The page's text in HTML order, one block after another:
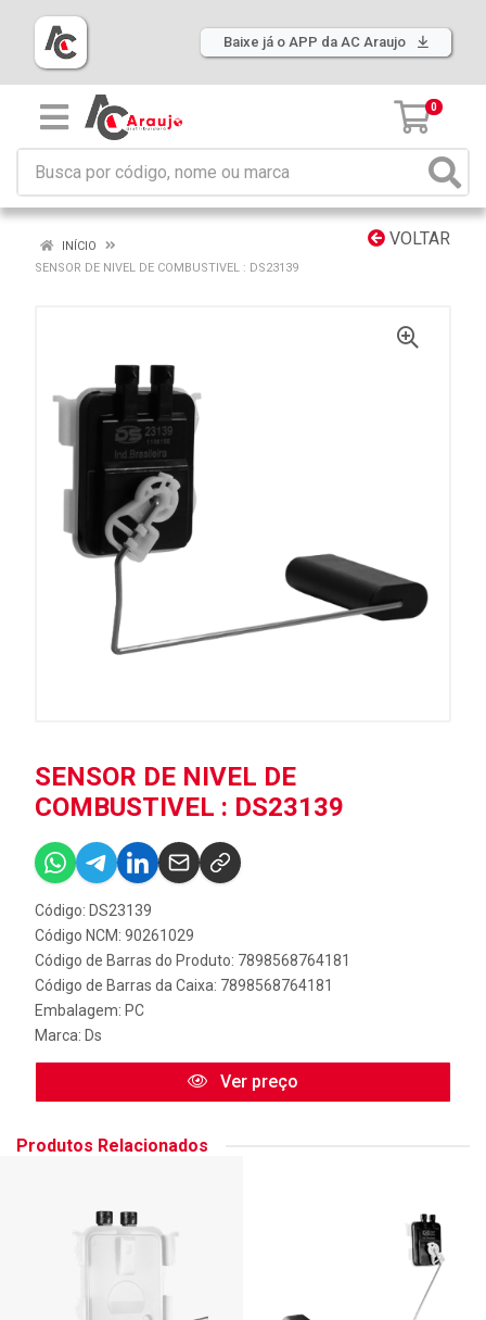
Baixe já o APP da AC Araujo
0
VOLTAR
INÍCIO
SENSOR DE NIVEL DE COMBUSTIVEL : DS23139
SENSOR DE NIVEL DE
COMBUSTIVEL : DS23139
Código: DS23139
Código NCM: 90261029
Código de Barras do Produto: 7898568764181
Código de Barras da Caixa: 7898568764181
Embalagem: PC
Marca: Ds
Ver preço
Produtos Relacionados